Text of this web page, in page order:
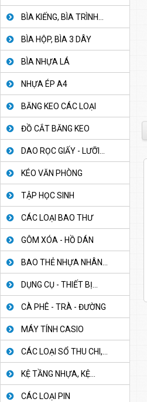
BÌA KIẾNG, BÌA TRÌNH...
BÌA HỘP, BÌA 3 DÂY
BÌA NHỰA LÁ
NHỰA ÉP A4
BĂNG KEO CÁC LOẠI
ĐỒ CẮT BĂNG KEO
DAO RỌC GIẤY - LƯỠI...
KÉO VĂN PHÒNG
TẬP HỌC SINH
CÁC LOẠI BAO THƯ
GÔM XÓA - HỒ DÁN
BAO THẺ NHỰA NHÂN...
DỤNG CỤ - THIẾT BỊ...
CÀ PHÊ - TRÀ - ĐƯỜNG
MÁY TÍNH CASIO
CÁC LOẠI SỔ THU CHI,...
KỆ TẦNG NHỰA, KỆ...
CÁC LOẠI PIN